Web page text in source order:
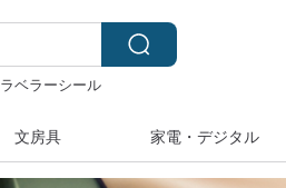
ラベラーシール
文房具 家電・デジタル